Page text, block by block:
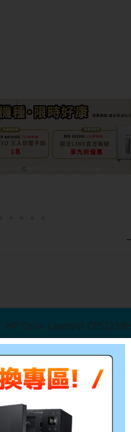
HP Color LaserJet CP5225
適用機型:HP Color LaserJet
備註:所有的印量均是在A4紙